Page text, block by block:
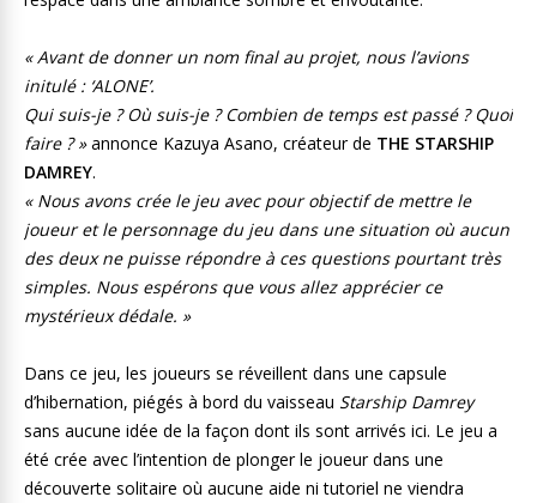
« Avant de donner un nom final au projet, nous l’avions
initulé : ‘ALONE’.
Qui suis-je ? Où suis-je ? Combien de temps est passé ? Quoi
faire ? »annonce Kazuya Asano, créateur de THE STARSHIP
DAMREY.
« Nous avons crée le jeu avec pour objectif de mettre le
joueur et le personnage du jeu dans une situation où aucun
des deux ne puisse répondre à ces questions pourtant très
simples. Nous espérons que vous allez apprécier ce
mystérieuxdédale. »
Dans ce jeu, les joueurs se réveillent dans une capsule
d’hibernation, piégés à bord du vaisseau Starship Damrey
sans aucune idée de la façon dont ils sont arrivés ici. Le jeu a
été crée avec l’intention de plonger le joueur dans une
découverte solitaire où aucune aide ni tutoriel ne viendra